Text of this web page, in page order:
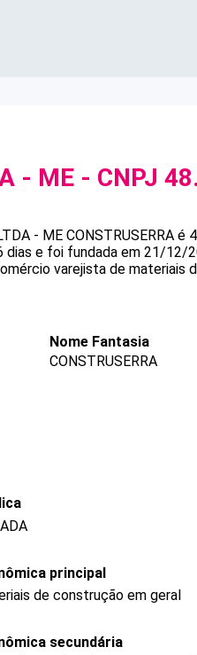
- ME - CNPJ
- ME CONSTRUSERRA é
dias e foi fundada em 21/12/
varejista de materiais
Nome Fantasia
CONSTRUSERRA
principal
de construção em geral
secundária